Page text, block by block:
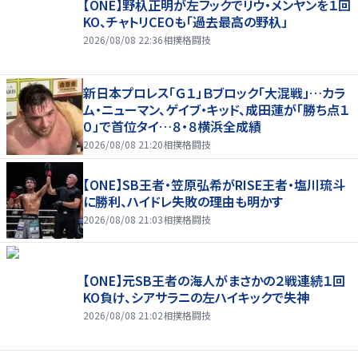
【ONE】野杁正明が左フックでリウ・メンヤンを１回
KO、チャトリCEOも「過去最高の野杁」
2026/08/08 22:36相撲格闘技
新日本プロレス「Ｇ１」Ｂブロック「大混戦」…カラ
ム・ニューマン、ゲイブ・キッド、成田蓮が「勝ち点１
０」で首位タイ…８・８横浜全成績
2026/08/08 21:20相撲格闘技
【ONE】SB王者・笠原弘希がRISE王者・塩川琉斗
に勝利、ハイドレ失敗の理由も明かす
2026/08/08 21:03相撲格闘技
【ONE】元SB王者の海人がまさかの２戦連続１回
KO負け、シアサラニの左ハイキックで失神
2026/08/08 21:02相撲格闘技